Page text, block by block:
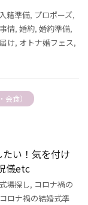
入籍準備, プロポーズ,
情, 婚約, 婚約準備,
け, オトナ婚フェス,
食）
い！気を付け
儀etc
場探し, コロナ禍の
コロナ禍の結婚式準